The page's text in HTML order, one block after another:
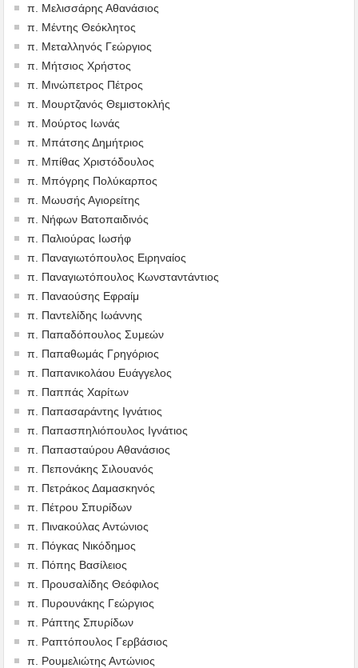
π. Μελισσάρης Αθανάσιος
π. Μέντης Θεόκλητος
π. Μεταλληνός Γεώργιος
π. Μήτσιος Χρήστος
π. Μινώπετρος Πέτρος
π. Μουρτζανός Θεμιστοκλής
π. Μούρτος Ιωνάς
π. Μπάτσης Δημήτριος
π. Μπίθας Χριστόδουλος
π. Μπόγρης Πολύκαρπος
π. Μωυσής Αγιορείτης
π. Νήφων Βατοπαιδινός
π. Παλιούρας Ιωσήφ
π. Παναγιωτόπουλος Ειρηναίος
π. Παναγιωτόπουλος Κωνσταντάντιος
π. Παναούσης Εφραίμ
π. Παντελίδης Ιωάννης
π. Παπαδόπουλος Συμεών
π. Παπαθωμάς Γρηγόριος
π. Παπανικολάου Ευάγγελος
π. Παππάς Χαρίτων
π. Παπασαράντης Ιγνάτιος
π. Παπασπηλιόπουλος Ιγνάτιος
π. Παπασταύρου Αθανάσιος
π. Πεπονάκης Σιλουανός
π. Πετράκος Δαμασκηνός
π. Πέτρου Σπυρίδων
π. Πινακούλας Αντώνιος
π. Πόγκας Νικόδημος
π. Πόπης Βασίλειος
π. Προυσαλίδης Θεόφιλος
π. Πυρουνάκης Γεώργιος
π. Ράπτης Σπυρίδων
π. Ραπτόπουλος Γερβάσιος
π. Ρουμελιώτης Αντώνιος